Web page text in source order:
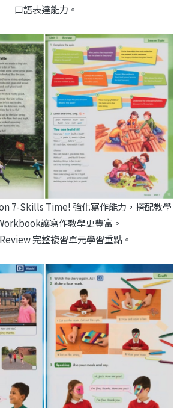
口語表達能力。
7-Skills Time! 強化寫作能力，搭配教學
讓寫作教學更豐富。
完整複習單元學習重點。